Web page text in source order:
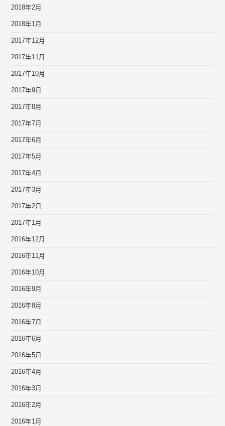
2018年2月
2018年1月
2017年12月
2017年11月
2017年10月
2017年9月
2017年8月
2017年7月
2017年6月
2017年5月
2017年4月
2017年3月
2017年2月
2017年1月
2016年12月
2016年11月
2016年10月
2016年9月
2016年8月
2016年7月
2016年6月
2016年5月
2016年4月
2016年3月
2016年2月
2016年1月